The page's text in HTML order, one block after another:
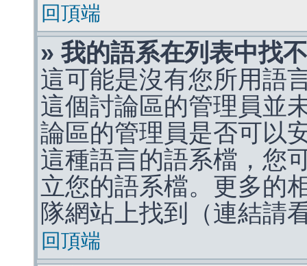
回頂端
» 我的語系在列表中找
這可能是沒有您所用語
這個討論區的管理員並
論區的管理員是否可以
這種語言的語系檔，您
立您的語系檔。更多的
隊網站上找到（連結請
回頂端